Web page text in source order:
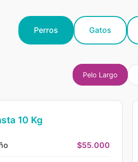
Perros Gatos
Pelo Largo
10 Kg
$55.000